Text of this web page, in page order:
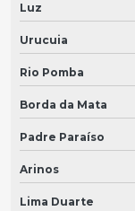
Luz
Urucuia
Rio Pomba
Borda da Mata
Padre Paraíso
Arinos
Lima Duarte